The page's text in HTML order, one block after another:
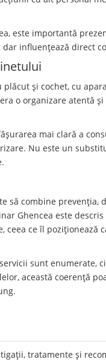
este importantă
influențează direct
și cochet, cu
o organizare atentă
mai clară a
Nu este un
să combine prevenția,
Ghencea este
ce îl poziționează
sunt enumerate,
această coerență
tratamente și